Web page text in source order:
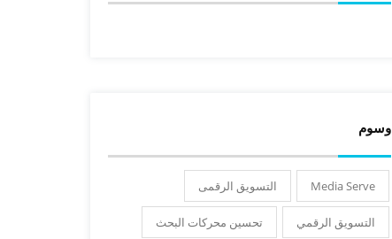
وسوم
Media Serve التسويق الرقمى
التسويق الرقمي تحسين محركات البحث